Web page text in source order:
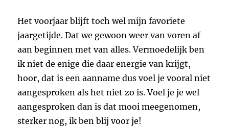
Het voorjaar blijft toch wel mijn favoriete
jaargetijde. Dat we gewoon weer van voren af
aan beginnen met van alles. Vermoedelijk ben
ik niet de enige die daar energie van krijgt,
hoor, dat is een aanname dus voel je vooral niet
aangesproken als het niet zo is. Voel je je wel
aangesproken dan is dat mooi meegenomen,
sterker nog, ik ben blij voor je!